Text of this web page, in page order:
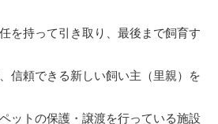
を持って引き取り、最後まで飼育す
信頼できる新しい飼い主（里親）を
ットの保護・譲渡を行っている施設